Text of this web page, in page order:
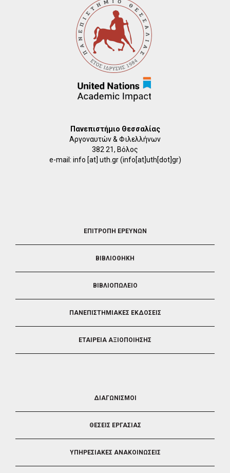
Πανεπιστήμιο Θεσσαλίας
Αργοναυτών & Φιλελλήνων
382 21, Βόλος
e-mail: info [at] uth.gr(info[at]uth[dot]gr)
ΕΠΙΤΡΟΠΗ ΕΡΕΥΝΩΝ
ΒΙΒΛΙΟΘΗΚΗ
ΒΙΒΛΙΟΠΩΛΕΙΟ
ΠΑΝΕΠΙΣΤΗΜΙΑΚΕΣ ΕΚΔΟΣΕΙΣ
ΕΤΑΙΡΕΙΑ ΑΞΙΟΠΟΙΗΣΗΣ
ΔΙΑΓΩΝΙΣΜΟΙ
ΘΕΣΕΙΣ ΕΡΓΑΣΙΑΣ
ΥΠΗΡΕΣΙΑΚΕΣ ΑΝΑΚΟΙΝΩΣΕΙΣ